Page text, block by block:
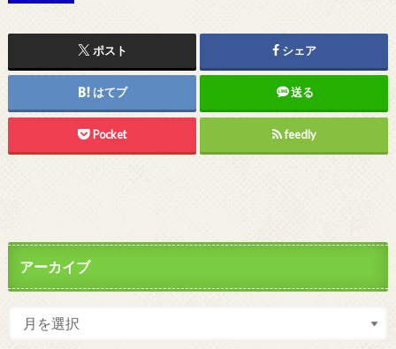
ポスト シェア
はてブ 送る
Pocket feedly
アーカイブ